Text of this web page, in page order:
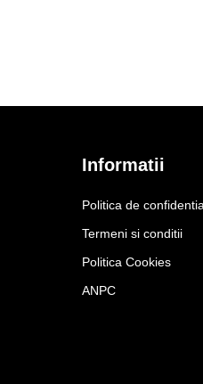
Informatii
Politica de
Termeni si conditii
Politica Cookies
ANPC